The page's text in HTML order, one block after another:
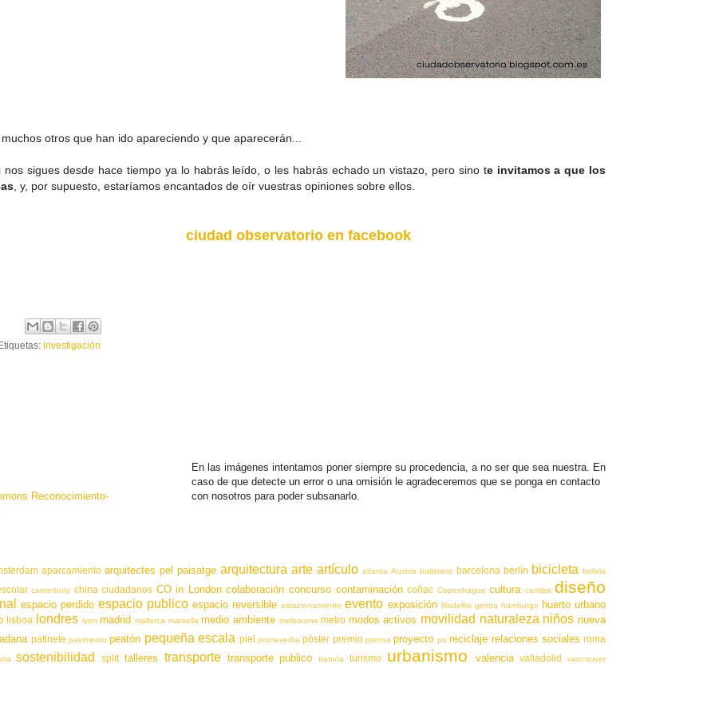
otros que han ido apareciendo y que aparecerán...
nos sigues desde hace tiempo ya lo habrás leído, o les habrás echado un vistazo, pero sino te invitamos a que los
, y, por supuesto, estaríamos encantados de oír vuestras opiniones sobre ellos.
ciudad observatorio en facebook
investigación
Reconocimiento-
En las imágenes intentamos poner siempre su procedencia, a no ser que sea nuestra. En
caso de que detecte un error o una omisión le agradeceremos que se ponga en contacto
con nosotros para poder subsanarlo.
aparcamiento arquitectes pel paisatge arquitectura arte artículo atlanta Austria baltimore barcelona berlín bicicleta bolivia
canterbury china ciudadanos CO in London colaboración concurso contaminación coñac Copenhague cultura curitiba diseño
espacio perdido espacio publico espacio reversible estacionamiento evento exposición filadelfia girona hamburgo huerto urbano
lisboa londres lyon madrid mallorca marsella medio ambiente melbourne metro modos activos movilidad naturaleza niños nueva
patinete pavimento peatón pequeña escala piel pontevedra póster premio prensa proyecto pu reciclaje relaciones sociales roma
sostenibilidad split talleres transporte transporte publico tranvía turismo urbanismo valencia valladolid vancouver